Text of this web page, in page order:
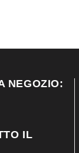
NEGOZIO:
IL